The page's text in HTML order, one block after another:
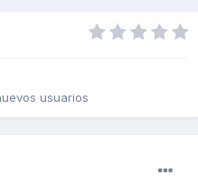
usuarios